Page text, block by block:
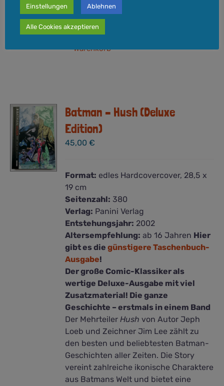
Versandkosten
Lieferzeit:3-5 Werktage
In den
Warenkorb
Batman – Hush (Deluxe
Edition)
45,00€
Format: edles Hardcovercover, 28,5 x
19 cm
Seitenzahl: 380
Verlag: Panini Verlag
Entstehungsjahr: 2002
Altersempfehlung: ab 16 Jahren Hier
gibt es diegünstigere Taschenbuch-
Ausgabe!
Der große Comic-Klassiker als
wertige Deluxe-Ausgabe mit viel
Zusatzmaterial! Die ganze
Geschichte – erstmals in einem Band
Der MehrteilerHush von Autor Jeph
Loeb und Zeichner Jim Lee zählt zu
den besten und beliebtesten Batman-
Geschichten aller Zeiten. Die Story
vereint zahlreiche ikonische Charaktere
aus Batmans Welt und bietet eine
Einstellungen Ablehnen
Alle Cookies akzeptieren